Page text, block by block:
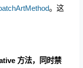
。这
方法，同时禁